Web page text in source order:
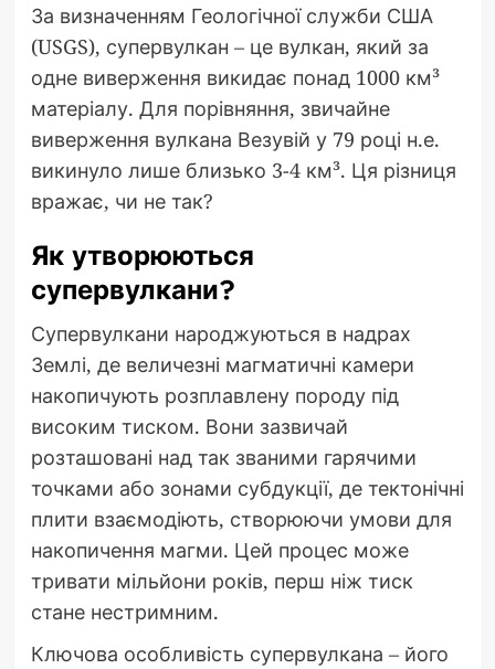
За визначенням Геологічної служби США
(USGS), супервулкан – це вулкан, який за
одне виверження викидає понад 1000 км³
матеріалу. Для порівняння, звичайне
виверження вулкана Везувій у 79 році н.е.
викинуло лише близько 3-4 км³. Ця різниця
вражає, чи не так?
Як утворюються
супервулкани?
Супервулкани народжуються в надрах
Землі, де величезні магматичні камери
накопичують розплавлену породу під
високим тиском. Вони зазвичай
розташовані над так званими гарячими
точками або зонами субдукції, де тектонічні
плити взаємодіють, створюючи умови для
накопичення магми. Цей процес може
тривати мільйони років, перш ніж тиск
стане нестримним.
Ключова особливість супервулкана – його